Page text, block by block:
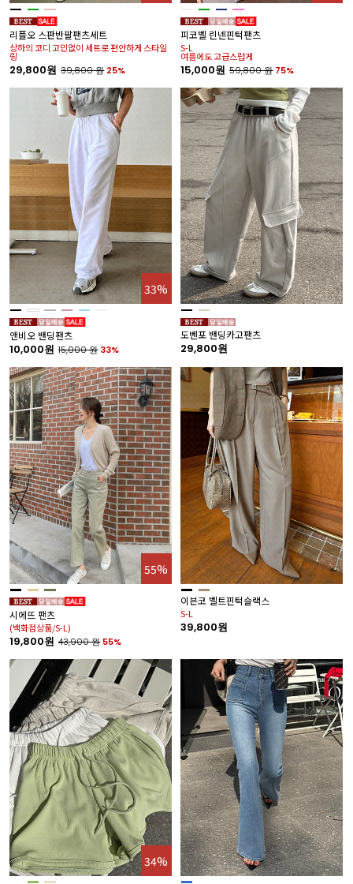
리플오 스판반팔팬츠세트
상하의 코디 고민없이 세트로 편안하게 스타일
링
29,800원 39,800원 25%
피코벨 린넨핀턱팬츠
S-L
여름에도 고급스럽게
15,000원 59,800원 75%
33%
앤비오 밴딩팬츠
10,000원 15,000원 33%
도벤포 밴딩카고팬츠
29,800원
55%
시에뜨 팬츠
(백화점상품/S-L)
19,800원 43,900원 55%
이븐코 벨트핀턱슬랙스
S-L
39,800원
34%